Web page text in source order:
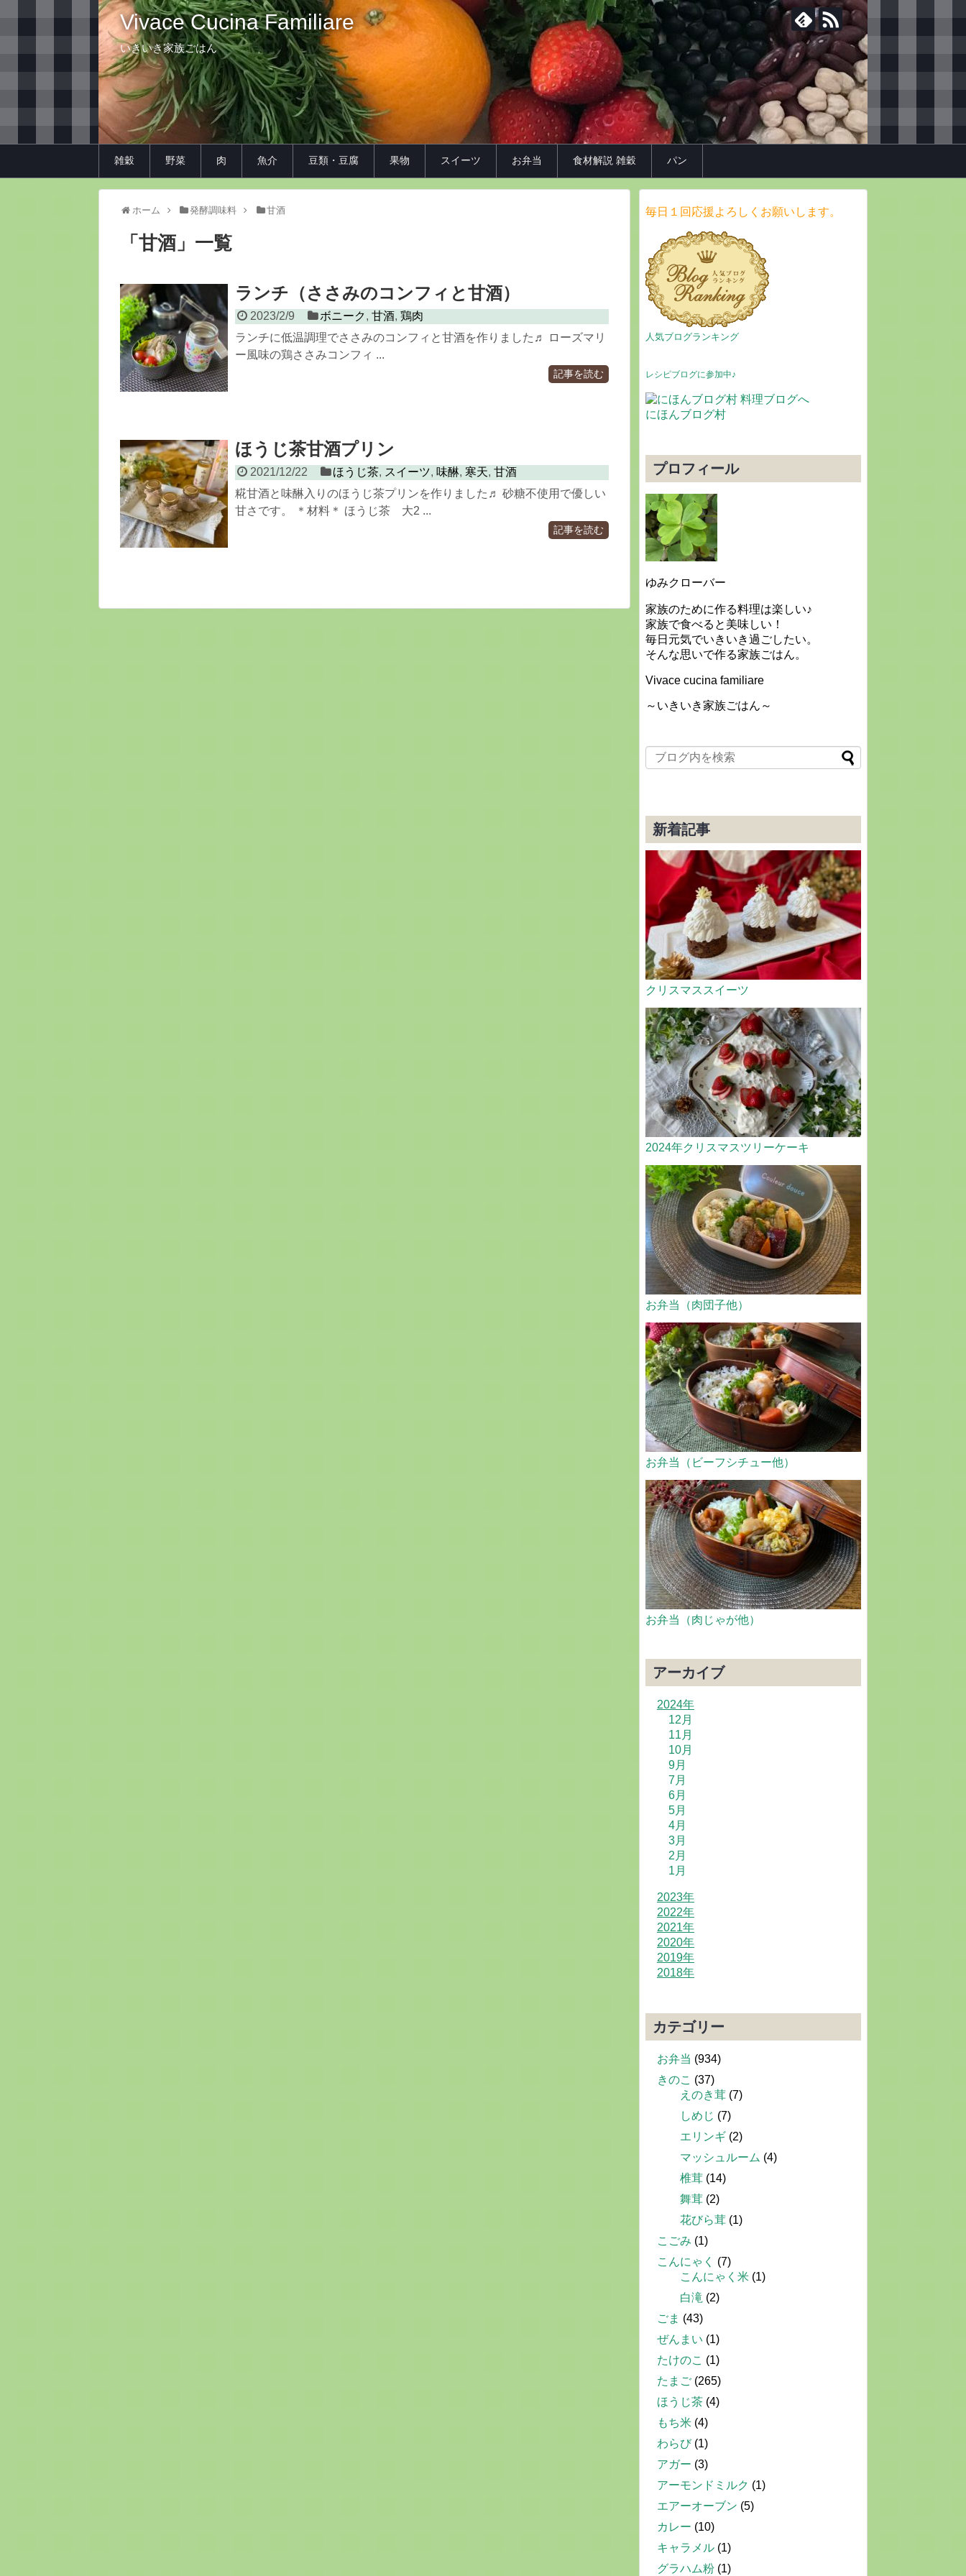
Vivace Cucina Familiare
いきいき家族ごはん
雑穀 野菜 肉 魚介 豆類・豆腐 果物 スイーツ お弁当 食材解説 雑穀 パン
ホーム 発酵調味料 甘酒
「 甘酒 」 一覧
ランチ（ささみのコンフィと甘酒）
2023/2/9 ボニーク,甘酒,鶏肉
ランチに低温調理でささみのコンフィと甘酒を作りました♬ ローズマリ
ー風味の鶏ささみコンフィ ...
記事を読む
ほうじ茶甘酒プリン
2021/12/22 ほうじ茶, スイーツ,味醂,寒天,甘酒
糀甘酒と味醂入りのほうじ茶プリンを作りました♬ 砂糖不使用で優しい
甘さです。 ＊材料＊ ほうじ茶 大2 ...
記事を読む
毎日１回応援よろしくお願いします。
人気ブログランキング
レシピブログに参加中♪
にほんブログ村
プロフィール
ゆみクローバー
家族のために作る料理は楽しい♪
家族で食べると美味しい！
毎日元気でいきいき過ごしたい。
そんな思いで作る家族ごはん。
Vivace cucina familiare
～いきいき家族ごはん～
新着記事
クリスマススイーツ
2024年クリスマスツリーケーキ
お弁当（肉団子他）
お弁当（ビーフシチュー他）
お弁当（肉じゃが他）
アーカイブ
2024年
12月
11月
10月
9月
7月
6月
5月
4月
3月
2月
1月
2023年
2022年
2021年
2020年
2019年
2018年
カテゴリー
お弁当 (934)
きのこ (37)
えのき茸 (7)
しめじ (7)
エリンギ (2)
マッシュルーム (4)
椎茸 (14)
舞茸 (2)
花びら茸 (1)
こごみ (1)
こんにゃく
(7)
こんにゃく米 (1)
白滝 (2)
ごま (43)
ぜんまい (1)
たけのこ (1)
たまご (265)
ほうじ茶 (4)
もち米 (4)
わらび(1)
アガー (3)
アーモンドミルク (1)
エアーオーブン (5)
カレー (10)
キャラメル (1)
グラハム粉 (1)